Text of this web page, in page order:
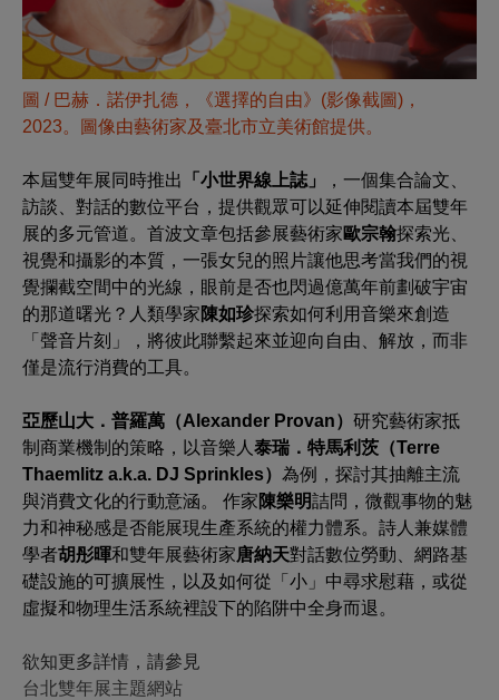
圖 / 巴赫．諾伊扎德，《選擇的自由》(影像截圖)，
2023。圖像由藝術家及臺北市立美術館提供。
本屆雙年展同時推出 「小世界線上誌」
，一個集合論文、
訪談、對話的數位平台，提供觀眾可以延伸閱讀本屆雙年
展的多元管道。首波文章包括參展藝術家歐宗翰探索光、
視覺和攝影的本質，一張女兒的照片讓他思考當我們的視
覺攔截空間中的光線，眼前是否也閃過億萬年前劃破宇宙
的那道曙光？人類學家陳如珍探索如何利用音樂來創造
「聲音片刻」，將彼此聯繫起來並迎向自由、解放，而非
僅是流行消費的工具。
亞歷山大．普羅萬（Alexander Provan） 研究藝術家抵
制商業機制的策略，以音樂人泰瑞．特馬利茨（Terre
Thaemlitz a.k.a. DJ Sprinkles） 為例，探討其抽離主流
與消費文化的行動意涵。 作家陳樂明詰問，微觀事物的魅
力和神秘感是否能展現生產系統的權力體系。詩人兼媒體
學者胡彤暉和雙年展藝術家唐納天對話數位勞動、網路基
礎設施的可擴展性，以及如何從「小」中尋求慰藉，或從
虛擬和物理生活系統裡設下的陷阱中全身而退。
欲知更多詳情，請參見
台北雙年展主題網站